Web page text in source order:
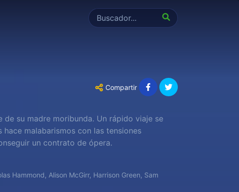
Compartir
de su madre moribunda. Un rápido viaje se
malabarismos con las tensiones
un contrato de ópera.
Hammond, Alison McGirr, Harrison Green, Sam